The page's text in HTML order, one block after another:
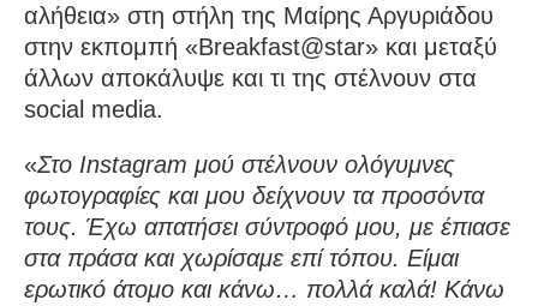
αλήθεια» στη στήλη της Μαίρης Αργυριάδου
στην εκπομπή «Breakfast@star» και μεταξύ
άλλων αποκάλυψε και τι της στέλνουν στα
social media.
«Στο Instagram μού στέλνουν ολόγυμνες
φωτογραφίες και μου δείχνουν τα προσόντα
τους. Έχω απατήσει σύντροφό μου, με έπιασε
στα πράσα και χωρίσαμε επί τόπου. Είμαι
ερωτικό άτομο και κάνω… πολλά καλά! Κάνω